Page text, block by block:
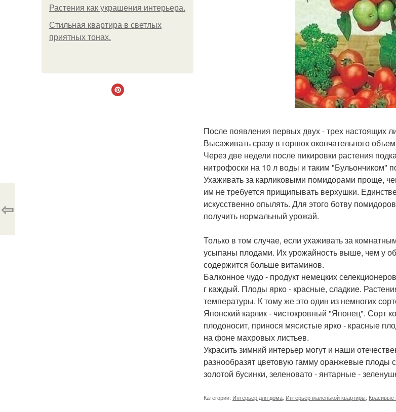
Растения как украшения интерьера.
Стильная квартира в светлых
приятных тонах.
После появления первых двух - трех настоящих
Высаживать сразу в горшок окончательного
Через две недели после пикировки растения
нитрофоски на 10 л воды и таким "Бульончиком"
Ухаживать за карликовыми помидорами проще,
им не требуется прищипывать верхушки.
искусственно опылять. Для этого ботву
получить нормальный урожай.
Только в том случае, если ухаживать за
усыпаны плодами. Их урожайность выше, чем у
содержится больше витаминов.
Балконное чудо - продукт немецких
г каждый. Плоды ярко - красные, сладкие.
температуры. К тому же это один из немногих
Японский карлик - чистокровный "Японец". Сорт
плодоносит, принося мясистые ярко - красные
на фоне махровых листьев.
Украсить зимний интерьер могут и наши
разнообразят цветовую гамму оранжевые плоды
золотой бусинки, зеленовато - янтарные -
Категории: Интерьер для дома Интерьер маленькой квартиры Красивые
⇦